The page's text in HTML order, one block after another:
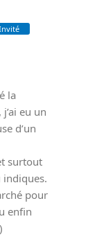
la
eu un
d’un
surtout
indiques.
pour
enfin